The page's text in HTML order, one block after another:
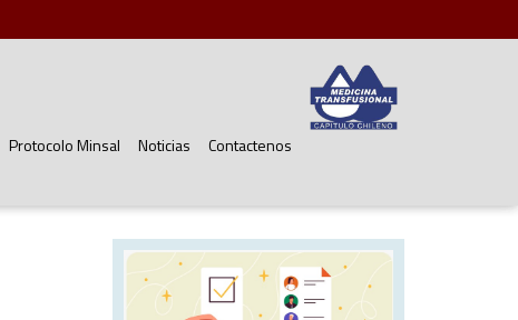
Protocolo Minsal Noticias Contactenos